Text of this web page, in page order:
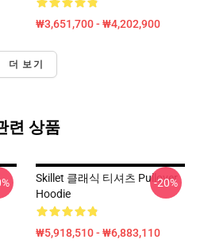
₩3,651,700 - ₩4,202,900
더 보기
련 상품
Skillet 클래식 티셔츠 Pullover
Hoodie
₩5,918,510 - ₩6,883,110
-20%